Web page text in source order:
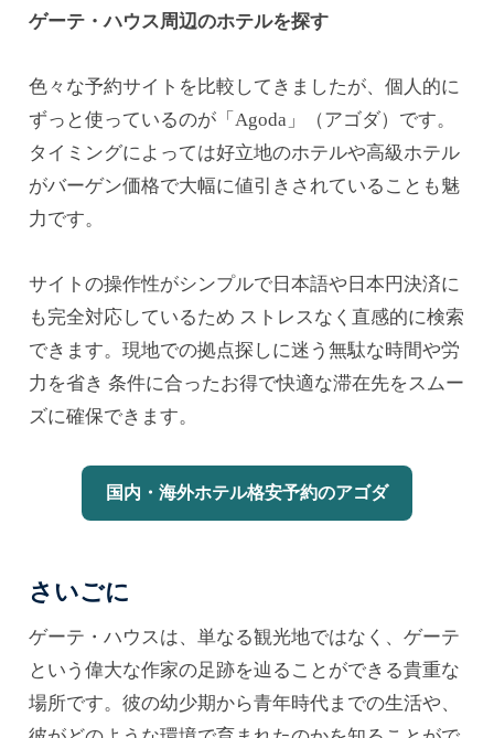
ゲーテ・ハウス周辺のホテルを探す
色々な予約サイトを比較してきましたが、個人的に
ずっと使っているのが「Agoda」（アゴダ）です。
タイミングによっては好立地のホテルや高級ホテル
がバーゲン価格で大幅に値引きされていることも魅
力です。
サイトの操作性がシンプルで日本語や日本円決済に
も完全対応しているため ストレスなく直感的に検索
できます。現地での拠点探しに迷う無駄な時間や労
力を省き 条件に合ったお得で快適な滞在先をスムー
ズに確保できます。
国内・海外ホテル格安予約のアゴダ
さいごに
ゲーテ・ハウスは、単なる観光地ではなく、ゲーテ
という偉大な作家の足跡を辿ることができる貴重な
場所です。彼の幼少期から青年時代までの生活や、